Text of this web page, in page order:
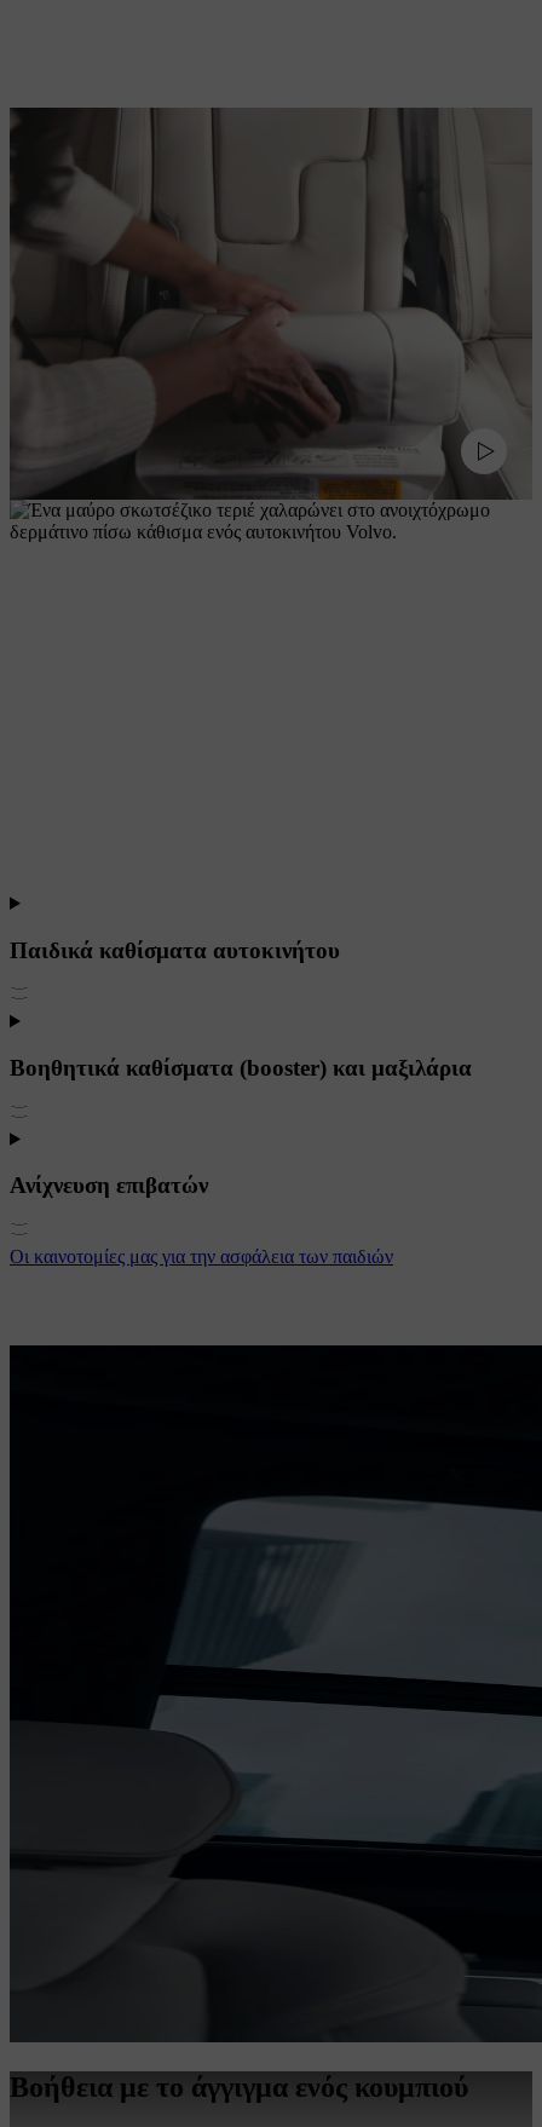
Παιδικά καθίσματα αυτοκινήτου
Βοηθητικά καθίσματα (booster) και μαξιλάρια
Ανίχνευση επιβατών
Οι καινοτομίες μας για την ασφάλεια των παιδιών
Βοήθεια με το άγγιγμα ενός κουμπιού